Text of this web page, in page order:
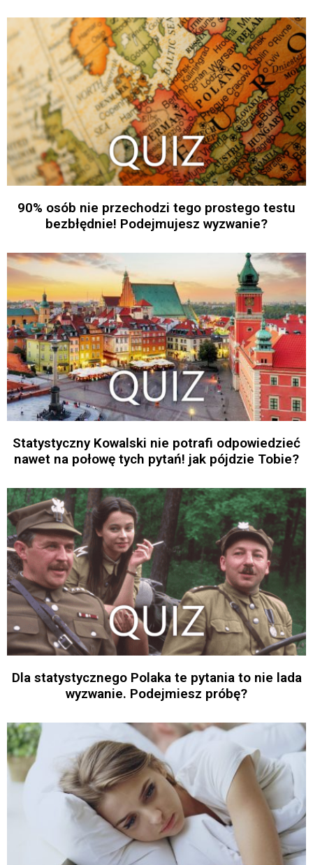
90% osób nie przechodzi tego prostego testu
bezbłędnie! Podejmujesz wyzwanie?
Statystyczny Kowalski nie potrafi odpowiedzieć
nawet na połowę tych pytań! jak pójdzie Tobie?
Dla statystycznego Polaka te pytania to nie lada
wyzwanie. Podejmiesz próbę?